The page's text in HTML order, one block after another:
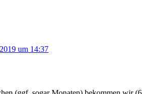
um 14:37